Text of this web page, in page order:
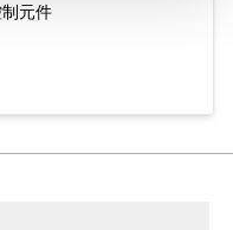
元件